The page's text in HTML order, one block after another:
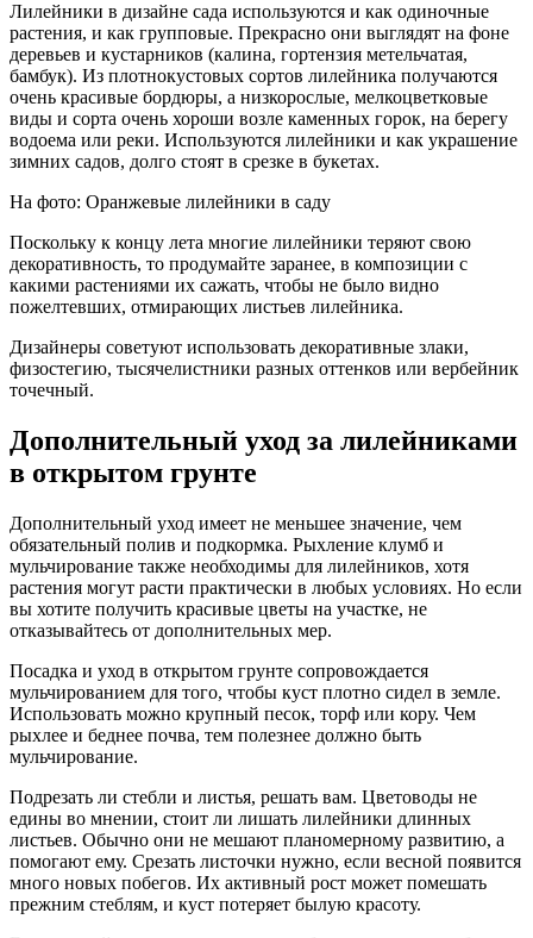
Лилейники в дизайне сада используются и как одиночные
растения, и как групповые. Прекрасно они выглядят на фоне
деревьев и кустарников (калина, гортензия метельчатая,
бамбук). Из плотнокустовых сортов лилейника получаются
очень красивые бордюры, а низкорослые, мелкоцветковые
виды и сорта очень хороши возле каменных горок, на берегу
водоема или реки. Используются лилейники и как украшение
зимних садов, долго стоят в срезке в букетах.
На фото: Оранжевые лилейники в саду
Поскольку к концу лета многие лилейники теряют свою
декоративность, то продумайте заранее, в композиции с
какими растениями их сажать, чтобы не было видно
пожелтевших, отмирающих листьев лилейника.
Дизайнеры советуют использовать декоративные злаки,
физостегию, тысячелистники разных оттенков или вербейник
точечный.
Дополнительный уход за лилейниками
в открытом грунте
Дополнительный уход имеет не меньшее значение, чем
обязательный полив и подкормка. Рыхление клумб и
мульчирование также необходимы для лилейников, хотя
растения могут расти практически в любых условиях. Но если
вы хотите получить красивые цветы на участке, не
отказывайтесь от дополнительных мер.
Посадка и уход в открытом грунте сопровождается
мульчированием для того, чтобы куст плотно сидел в земле.
Использовать можно крупный песок, торф или кору. Чем
рыхлее и беднее почва, тем полезнее должно быть
мульчирование.
Подрезать ли стебли и листья, решать вам. Цветоводы не
едины во мнении, стоит ли лишать лилейники длинных
листьев. Обычно они не мешают планомерному развитию, а
помогают ему. Срезать листочки нужно, если весной появится
много новых побегов. Их активный рост может помешать
прежним стеблям, и куст потеряет былую красоту.